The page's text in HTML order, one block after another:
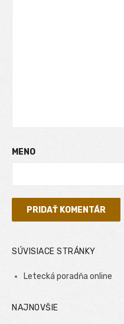
MENO
SÚVISIACE STRÁNKY
Letecká poradňa online
NAJNOVŠIE